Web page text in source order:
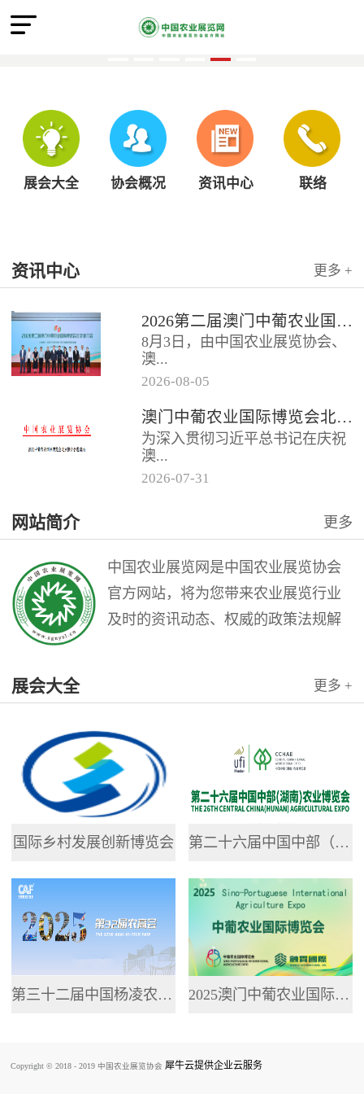
展会大全 协会概况 资讯中心 联络
资讯中心 更多 +
2026第二届澳门中葡农业国际博览会北京推介会圆满召开
8月3日，由中国农业展览协会、
澳...
门中葡商贸促进协会共同主办的
“第二届澳门中葡农业国际博览会
北京推介会”在全国农业展览馆
召...
2026-08-05
澳门中葡农业国际博览会北京推介会邀请函
为深入贯彻习近平总书记在庆祝
澳...
讲话精神，充分发挥澳门作为中
国与葡语国家商贸合作服务平台
的优...
2026-07-31
网站简介 更多
中国农业展览网是中国农业展览协会
官方网站，将为您带来农业展览行业
及时的资讯动态、权威的政策法规解
专业网站，提供了...
展会大全 更多 +
国际乡村发展创新博览会 第二十六届中国中部（湖南）农业博览会
第三十二届中国杨凌农业高新科技成果博览会 2025澳门中葡农业国际博览会
Copyright © 2018 - 2019 中国农业展览协会 犀牛云提供企业云服务